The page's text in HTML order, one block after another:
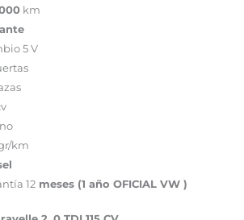
km
5 V
km
12meses (1 año OFICIAL VW )